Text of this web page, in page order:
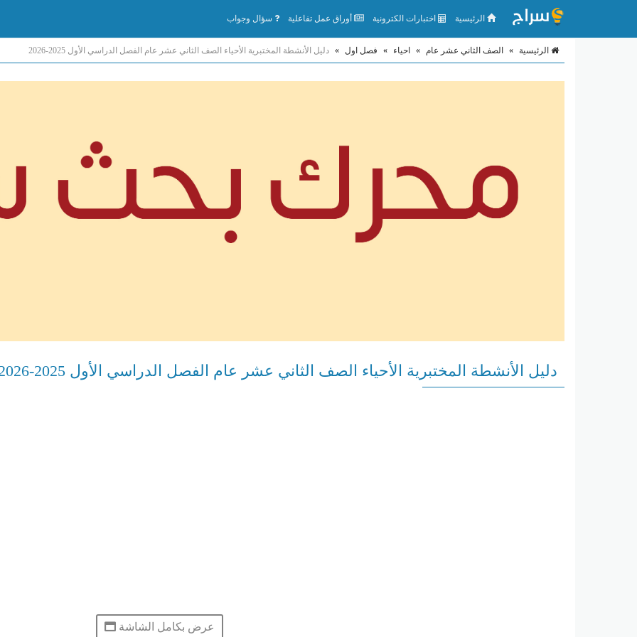
الرئيسية اختبارات الكترونية أوراق عمل تفاعلية سؤال وجواب
الرئيسية » الصف الثاني عشر عام » احياء » فصل اول » دليل الأنشطة المختبرية الأحياء الصف الثاني عشر عام الفصل الدراسي الأول 2025-2026
دليل الأنشطة المختبرية الأحياء الصف الثاني عشر عام الفصل الدراسي الأول 2025-2026
عرض بكامل الشاشة